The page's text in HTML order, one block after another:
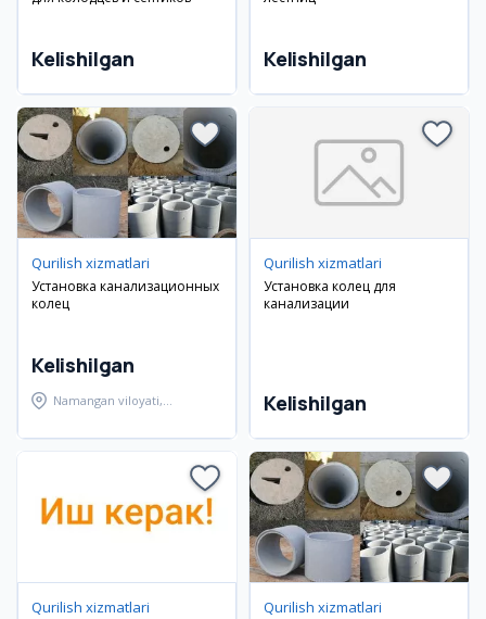
Kelishilgan Kelishilgan
Qurilish xizmatlari
Установка канализационных
колец
Kelishilgan
Namangan viloyati,
Qurilish xizmatlari
Установка колец для
канализации
Kelishilgan
Qurilish xizmatlari Qurilish xizmatlari